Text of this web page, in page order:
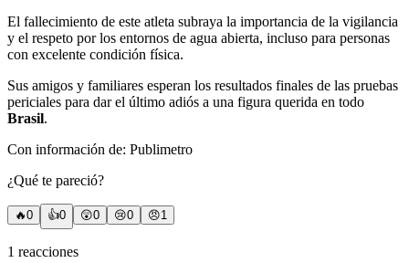
El fallecimiento de este atleta subraya la importancia de la vigilancia
y el respeto por los entornos de agua abierta, incluso para personas
con excelente condición física.
Sus amigos y familiares esperan los resultados finales de las pruebas
periciales para dar el último adiós a una figura querida en todo
Brasil.
Con información de: Publimetro
¿Qué te pareció?
🔥0 👍0 😲0 😢0 😠1
1 reacciones